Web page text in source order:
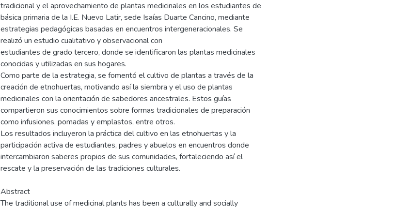
tradicional y el aprovechamiento de plantas medicinales en los estudiantes de
básica primaria de la I.E. Nuevo Latir, sede Isaías Duarte Cancino, mediante
estrategias pedagógicas basadas en encuentros intergeneracionales. Se
realizó un estudio cualitativo y observacional con
estudiantes de grado tercero, donde se identificaron las plantas medicinales
conocidas y utilizadas en sus hogares.
Como parte de la estrategia, se fomentó el cultivo de plantas a través de la
creación de etnohuertas, motivando así la siembra y el uso de plantas
medicinales con la orientación de sabedores ancestrales. Estos guías
compartieron sus conocimientos sobre formas tradicionales de preparación
como infusiones, pomadas y emplastos, entre otros.
Los resultados incluyeron la práctica del cultivo en las etnohuertas y la
participación activa de estudiantes, padres y abuelos en encuentros donde
intercambiaron saberes propios de sus comunidades, fortaleciendo así el
rescate y la preservación de las tradiciones culturales.
Abstract
The traditional use of medicinal plants has been a culturally and socially